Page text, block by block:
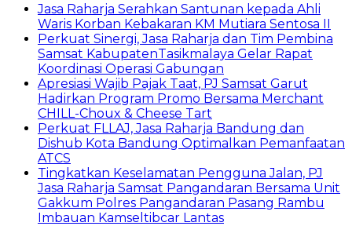
Jasa Raharja Serahkan Santunan kepada Ahli
Waris Korban Kebakaran KM Mutiara Sentosa II
Perkuat Sinergi, Jasa Raharja dan Tim Pembina
Samsat KabupatenTasikmalaya Gelar Rapat
Koordinasi Operasi Gabungan
Apresiasi Wajib Pajak Taat, PJ Samsat Garut
Hadirkan Program Promo Bersama Merchant
CHILL-Choux & Cheese Tart
Perkuat FLLAJ, Jasa Raharja Bandung dan
Dishub Kota Bandung Optimalkan Pemanfaatan
ATCS
Tingkatkan Keselamatan Pengguna Jalan, PJ
Jasa Raharja Samsat Pangandaran Bersama Unit
Gakkum Polres Pangandaran Pasang Rambu
Imbauan Kamseltibcar Lantas